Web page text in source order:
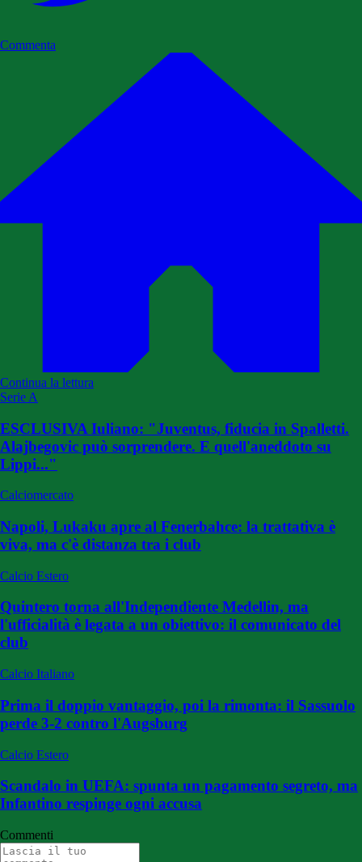
Commenta
Continua la lettura
Serie A
ESCLUSIVA Iuliano: "Juventus, fiducia in Spalletti.
Alajbegovic può sorprendere. E quell'aneddoto su
Lippi..."
Calciomercato
Napoli, Lukaku apre al Fenerbahce: la trattativa è
viva, ma c'è distanza tra i club
Calcio Estero
Quintero torna all'Independiente Medellin, ma
l'ufficialità è legata a un obiettivo: il comunicato del
club
Calcio Italiano
Prima il doppio vantaggio, poi la rimonta: il Sassuolo
perde 3-2 contro l'Augsburg
Calcio Estero
Scandalo in UEFA: spunta un pagamento segreto, ma
Infantino respinge ogni accusa
Commenti